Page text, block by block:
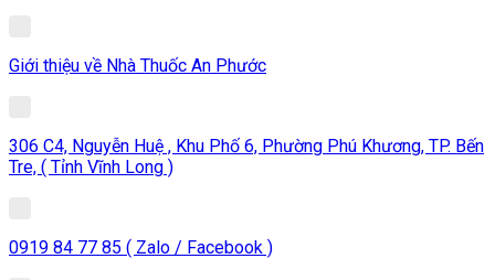
Giới thiệu về Nhà Thuốc An Phước
306 C4, Nguyễn Huệ , Khu Phố 6, Phường Phú Khương, TP. Bến
Tre, ( Tỉnh Vĩnh Long )
0919 84 77 85 ( Zalo / Facebook )